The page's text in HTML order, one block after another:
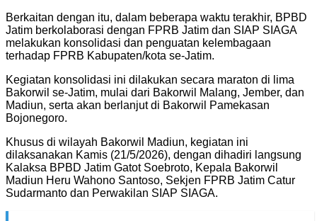
Berkaitan dengan itu, dalam beberapa waktu terakhir, BPBD
Jatim berkolaborasi dengan FPRB Jatim dan SIAP SIAGA
melakukan konsolidasi dan penguatan kelembagaan
terhadap FPRB Kabupaten/kota se-Jatim.
Kegiatan konsolidasi ini dilakukan secara maraton di lima
Bakorwil se-Jatim, mulai dari Bakorwil Malang, Jember, dan
Madiun, serta akan berlanjut di Bakorwil Pamekasan
Bojonegoro.
Khusus di wilayah Bakorwil Madiun, kegiatan ini
dilaksanakan Kamis (21/5/2026), dengan dihadiri langsung
Kalaksa BPBD Jatim Gatot Soebroto, Kepala Bakorwil
Madiun Heru Wahono Santoso, Sekjen FPRB Jatim Catur
Sudarmanto dan Perwakilan SIAP SIAGA.